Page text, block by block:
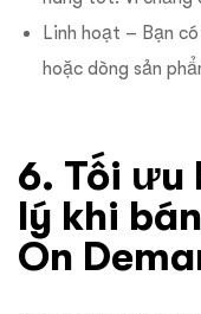
Linh hoạt – Bạn
hoặc dòng sản
6. Tối ưu
lý khi
On